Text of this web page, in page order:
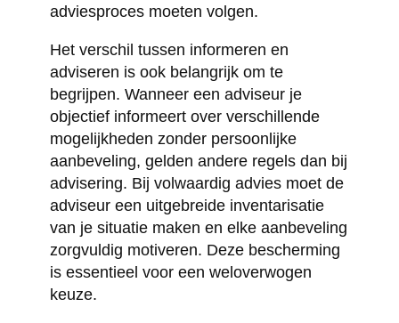
adviesproces moeten volgen.
Het verschil tussen informeren en
adviseren is ook belangrijk om te
begrijpen. Wanneer een adviseur je
objectief informeert over verschillende
mogelijkheden zonder persoonlijke
aanbeveling, gelden andere regels dan bij
advisering. Bij volwaardig advies moet de
adviseur een uitgebreide inventarisatie
van je situatie maken en elke aanbeveling
zorgvuldig motiveren. Deze bescherming
is essentieel voor een weloverwogen
keuze.